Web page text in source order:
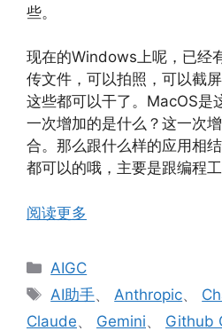
些。
现在的Windows上呢，已经
传文件，可以拍照，可以截
这些都可以干了。MacOS是
一次增加的是什么？这一次
合。那么跟什么样的应用相
都可以的哦，主要是跟编程工
阅读更多
分
类
AIGC
标
签
AI助手、 Anthropic、
Claude、 Gemini、 Github